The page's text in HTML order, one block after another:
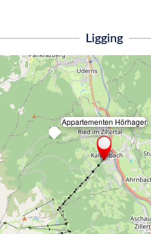
Ligging
Appartementen Hörhager
×